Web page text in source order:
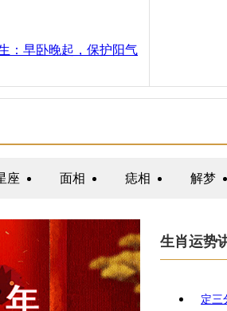
：早卧晚起，保护阳气
座 面相 痣相 解梦
生肖运势
定三